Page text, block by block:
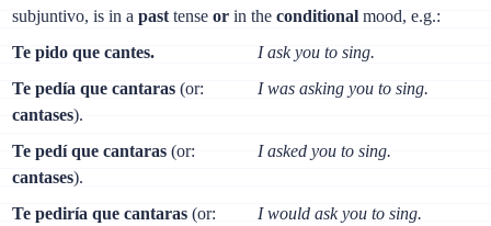
subjuntivo, is in apast tenseor in theconditional mood, e.g.:
Те pido que cantes.
I ask you to sing.
Те pedía que cantaras (or:
cantases).
I was asking you to sing.
Te pedí que cantaras (or:
cantases).
I asked you to sing.
Te pediría que cantaras (or:
I would ask you to sing.